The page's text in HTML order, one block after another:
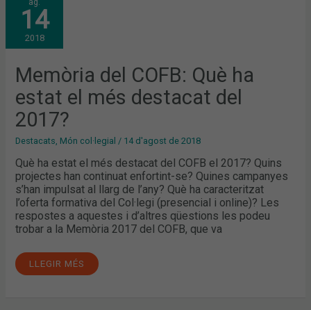
14
2018
Memòria del COFB: Què ha
estat el més destacat del
2017?
Destacats, Món col·legial / 14 d'agost de 2018
Què ha estat el més destacat del COFB el 2017? Quins
projectes han continuat enfortint-se? Quines campanyes
s’han impulsat al llarg de l’any? Què ha caracteritzat
l’oferta formativa del Col·legi (presencial i online)? Les
respostes a aquestes i d’altres qüestions les podeu
trobar a la Memòria 2017 del COFB, que va
DEL
COFB:
QUÈ
HA
ESTAT
EL
DESTACAT
DEL
2017?
LLEGIR MÉS